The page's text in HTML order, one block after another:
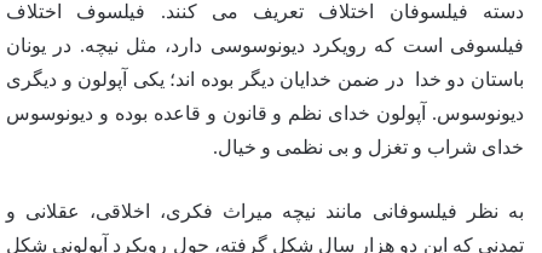
دسته فیلسوفان اختلاف تعریف می کنند. فیلسوف اختلاف
فیلسوفی است که رویکرد دیونوسوسی دارد، مثل نیچه. در یونان
باستان دو خدا در ضمن خدایان دیگر بوده اند؛ یکی آپولون و دیگری
دیونوسوس. آپولون خدای نظم و قانون و قاعده بوده و دیونوسوس
خدای شراب و تغزل و بی نظمی و خیال.
به نظر فیلسوفانی مانند نیچه میراث فکری، اخلاقی، عقلانی و
تمدنی که این دو هزار سال شکل گرفته، حول رویکرد آپولونی شکل